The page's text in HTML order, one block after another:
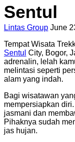
Sentul
Lintas Group June
Tempat Wisata
Sentul City, Bogor,
adrenalin, lelah
melintasi seperti
alam yang indah.
Bagi wisatawan
mempersiapkan
jasmani dan
Pihaknya sudah
jas hujan.